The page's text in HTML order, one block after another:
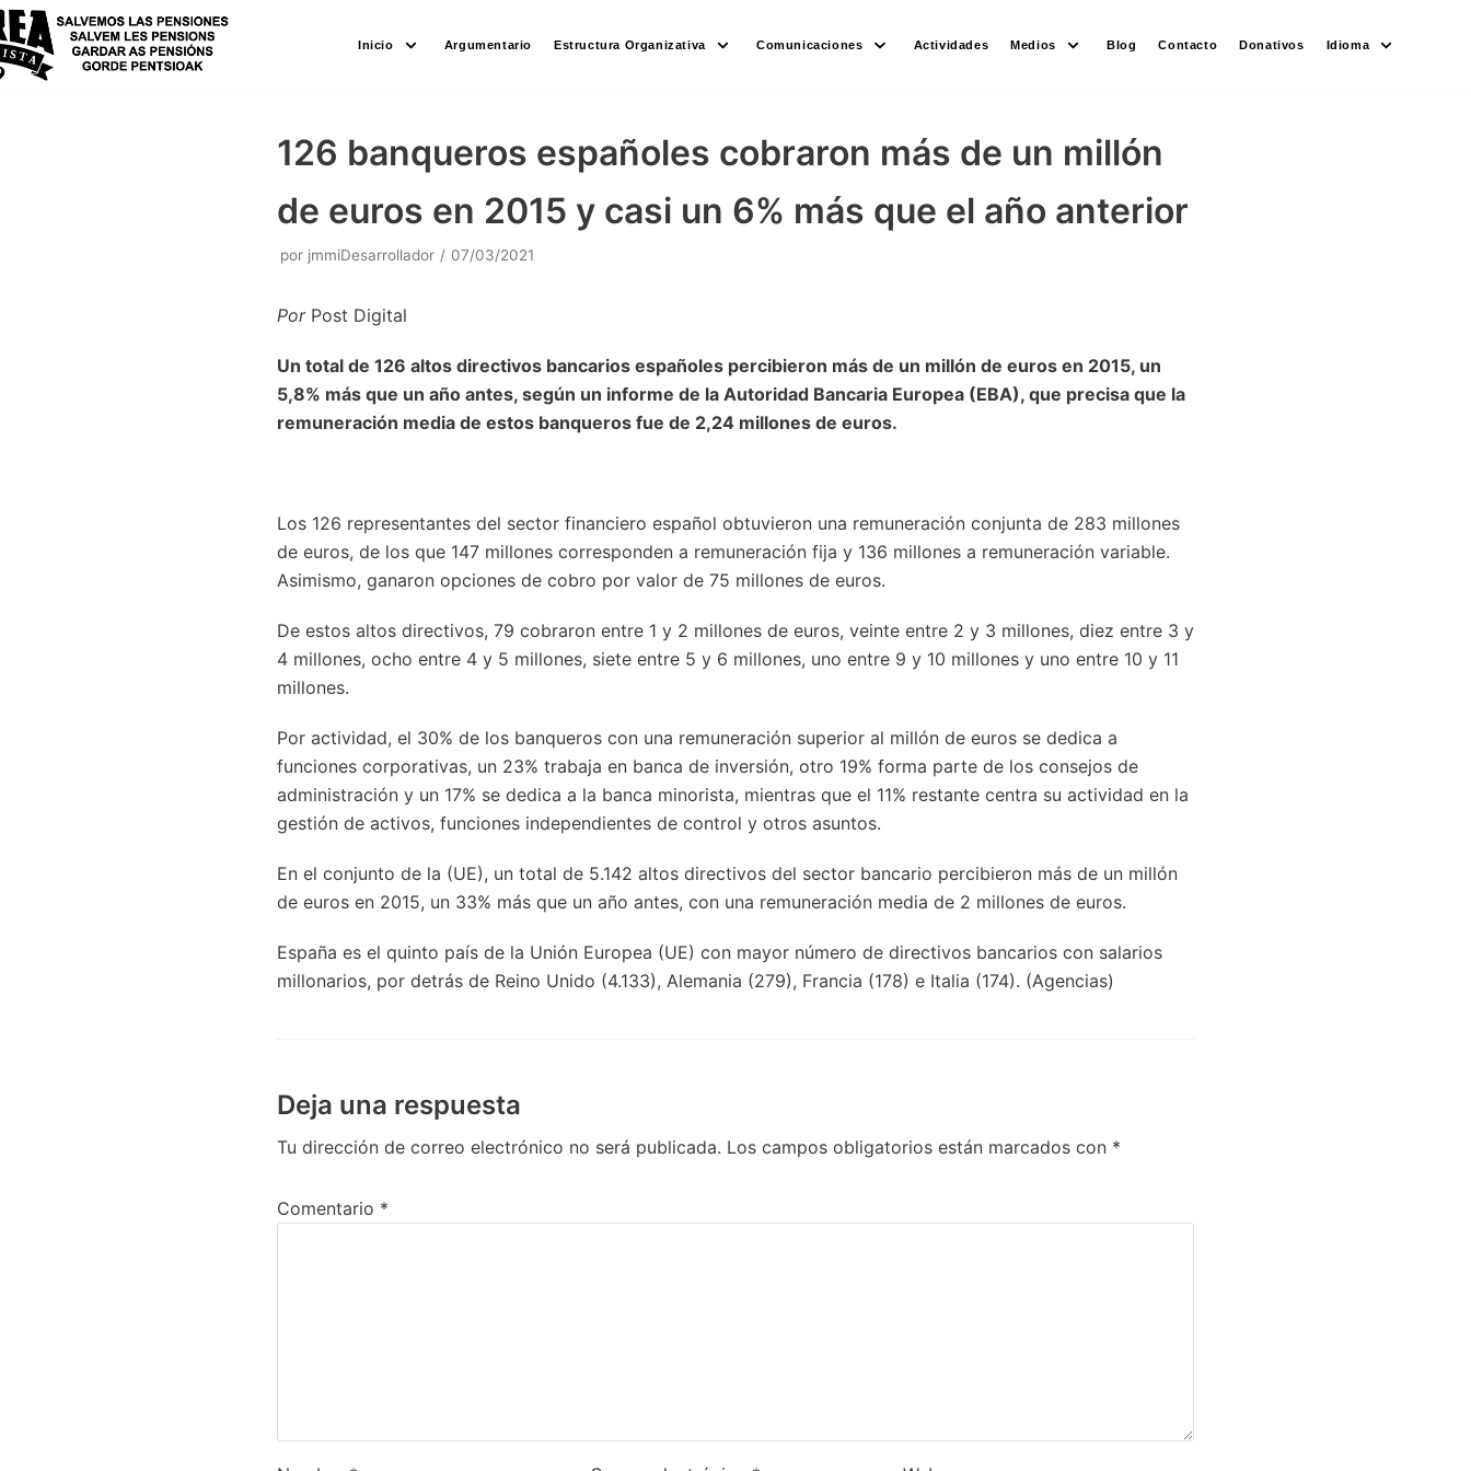
Saltar
al
contenido
Inicio Argumentario Estructura Organizativa Comunicaciones Actividades Medios Blog Contacto Donativos Idioma
126 banqueros españoles cobraron más de un millón
de euros en 2015 y casi un 6% más que el año anterior
por jmmiDesarrollador 07/03/2021
Por Post Digital
Un total de 126 altos directivos bancarios españoles percibieron más de un millón de euros en 2015, un
5,8% más que un año antes, según un informe de la Autoridad Bancaria Europea (EBA), que precisa que la
remuneración media de estos banqueros fue de 2,24 millones de euros.
Los 126 representantes del sector financiero español obtuvieron una remuneración conjunta de 283 millones
de euros, de los que 147 millones corresponden a remuneración fija y 136 millones a remuneración variable.
Asimismo, ganaron opciones de cobro por valor de 75 millones de euros.
De estos altos directivos, 79 cobraron entre 1 y 2 millones de euros, veinte entre 2 y 3 millones, diez entre 3 y
4 millones, ocho entre 4 y 5 millones, siete entre 5 y 6 millones, uno entre 9 y 10 millones y uno entre 10 y 11
millones.
Por actividad, el 30% de los banqueros con una remuneración superior al millón de euros se dedica a
funciones corporativas, un 23% trabaja en banca de inversión, otro 19% forma parte de los consejos de
administración y un 17% se dedica a la banca minorista, mientras que el 11% restante centra su actividad en la
gestión de activos, funciones independientes de control y otros asuntos.
En el conjunto de la (UE), un total de 5.142 altos directivos del sector bancario percibieron más de un millón
de euros en 2015, un 33% más que un año antes, con una remuneración media de 2 millones de euros.
España es el quinto país de la Unión Europea (UE) con mayor número de directivos bancarios con salarios
millonarios, por detrás de Reino Unido (4.133), Alemania (279), Francia (178) e Italia (174). (Agencias)
Deja una respuesta
Tu dirección de correo electrónico no será publicada. Los campos obligatorios están marcados con *
Comentario *